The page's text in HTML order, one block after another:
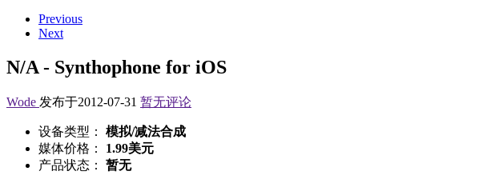
Previous
Next
N/A - Synthophone for iOS
Wode 发布于2012-07-31 暂无评论
设备类型：
模拟/减法合成
媒体价格：
1.99美元
产品状态：
暂无